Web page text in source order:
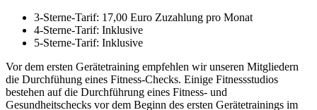
3-Sterne-Tarif: 17,00 Euro Zuzahlung pro Monat
4-Sterne-Tarif: Inklusive
5-Sterne-Tarif: Inklusive
Vor dem ersten Gerätetraining empfehlen wir unseren Mitgliedern
die Durchfühung eines Fitness-Checks. Einige Fitnessstudios
bestehen auf die Durchführung eines Fitness- und
Gesundheitschecks vor dem Beginn des ersten Gerätetrainings im